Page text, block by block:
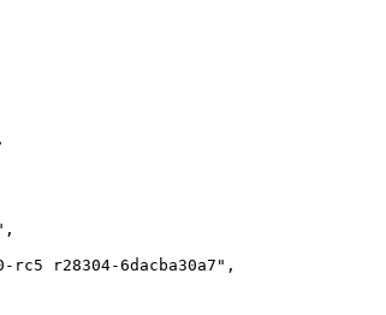
rc5 r28304-6dacba30a7",